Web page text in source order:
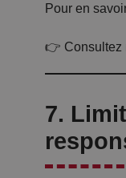
Pour en
👉 Consultez
7.